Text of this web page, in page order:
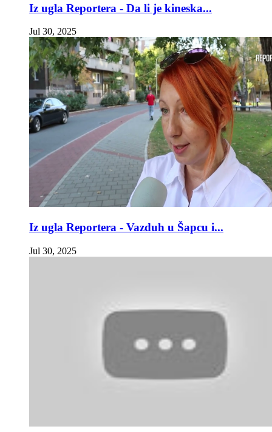
Iz ugla Reportera - Da li je kineska...
Jul 30, 2025
Iz ugla Reportera - Vazduh u Šapcu i...
Jul 30, 2025